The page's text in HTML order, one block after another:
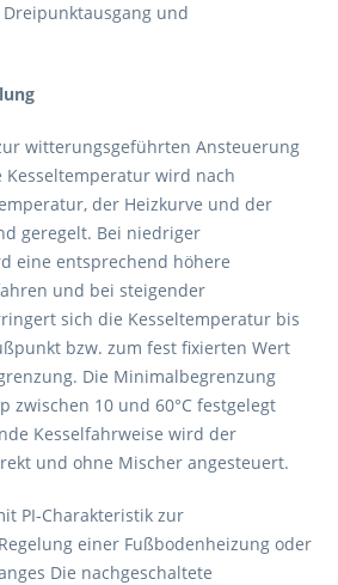
und
witterungsgeführten Ansteuerung
Kesseltemperatur wird nach
der Heizkurve und der
geregelt. Bei niedriger
eine entsprechend höhere
und bei steigender
sich die Kesseltemperatur bis
bzw. zum fest fixierten Wert
Die Minimalbegrenzung
zwischen 10 und 60°C festgelegt
Kesselfahrweise wird der
und ohne Mischer angesteuert.
PI-Charakteristik zur
einer Fußbodenheizung oder
Die nachgeschaltete